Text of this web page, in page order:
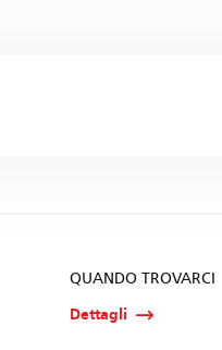
QUANDO TROVARCI
Dettagli